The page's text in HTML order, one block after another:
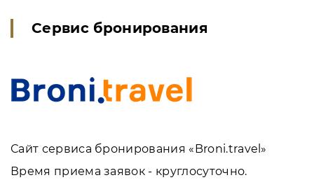
Сервис бронирования
Сайт сервиса бронирования «Broni.travel»
Время приема заявок - круглосуточно.